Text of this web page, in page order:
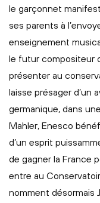
le garçonnet
ses parents à
enseignement
le futur compositeur
présenter au
laisse présager d’un
germanique, dans
Mahler, Enesco
d’un esprit
de gagner la France
entre au
nomment désormais